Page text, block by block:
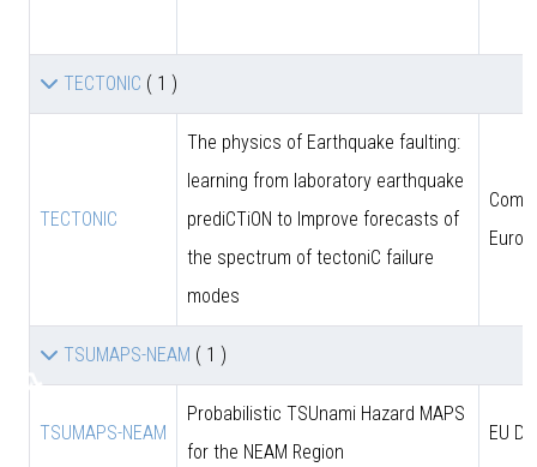
TECTONIC ( 1 )
TECTONIC
The physics of Earthquake faulting:
learning from laboratory earthquake
prediCTiON to Improve forecasts of
the spectrum of tectoniC failure
modes
TSUMAPS-NEAM ( 1 )
TSUMAPS-NEAM
Probabilistic TSUnami Hazard MAPS
for the NEAM Region
EU